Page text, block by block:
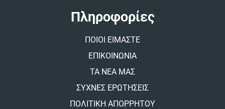
Πληροφορίες
ΠΟΙΟΙ ΕΙΜΑΣΤΕ
ΕΠΙΚΟΙΝΩΝΙΑ
ΤΑ ΝΕΑ ΜΑΣ
ΣΥΧΝΕΣ ΕΡΩΤΗΣΕΙΣ
ΠΟΛΙΤΙΚΗ ΑΠΟΡΡΗΤΟΥ